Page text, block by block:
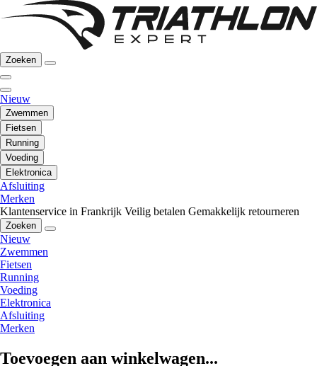
Zoeken
Nieuw
Zwemmen
Fietsen
Running
Voeding
Elektronica
Afsluiting
Merken
Klantenservice in Frankrijk Veilig betalen Gemakkelijk retourneren
Zoeken
Nieuw
Zwemmen
Fietsen
Running
Voeding
Elektronica
Afsluiting
Merken
Toevoegen aan winkelwagen...